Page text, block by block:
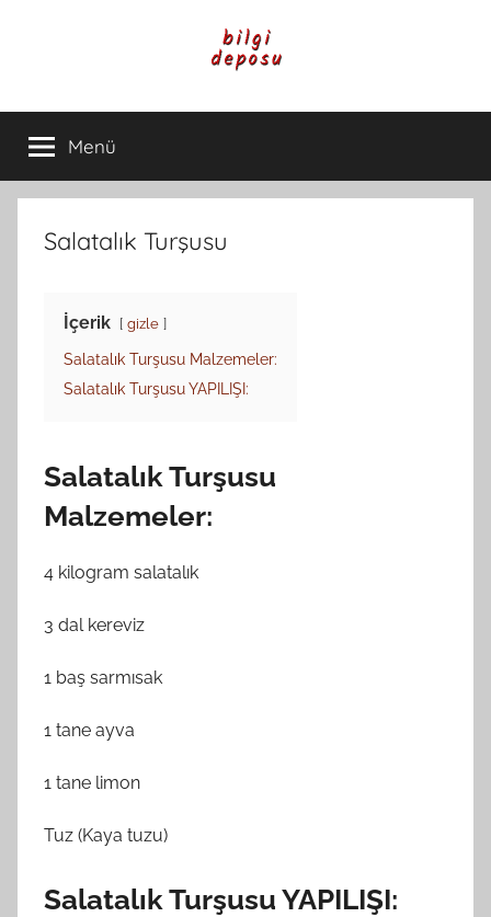
Bilgi
Deposu
Günlük
Yaşam
ve
Rehber
İçerikleri
Menü
Salatalık Turşusu
İçerik gizle
Salatalık Turşusu Malzemeler:
Salatalık Turşusu YAPILIŞI:
Salatalık Turşusu
Malzemeler:
4 kilogram salatalık
3 dal kereviz
1 baş sarmısak
1 tane ayva
1 tane limon
Tuz (Kaya tuzu)
Salatalık Turşusu YAPILIŞI: